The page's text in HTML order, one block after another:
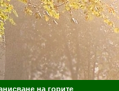
на горите